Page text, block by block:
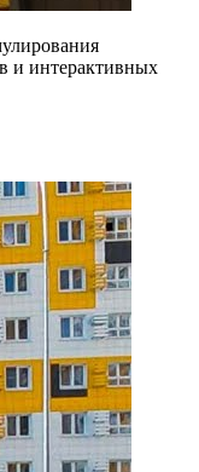
и интерактивных